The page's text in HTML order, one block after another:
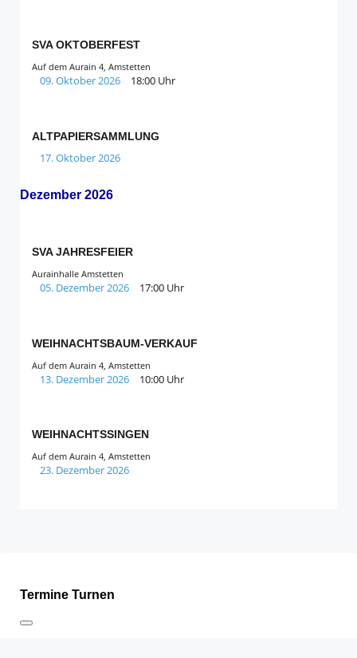
SVA OKTOBERFEST
Auf dem Aurain 4, Amstetten
09. Oktober 2026 18:00 Uhr
ALTPAPIERSAMMLUNG
17. Oktober 2026
Dezember 2026
SVA JAHRESFEIER
Aurainhalle Amstetten
05. Dezember 2026 17:00 Uhr
WEIHNACHTSBAUM-VERKAUF
Auf dem Aurain 4, Amstetten
13. Dezember 2026 10:00 Uhr
WEIHNACHTSSINGEN
Auf dem Aurain 4, Amstetten
23. Dezember 2026
Termine Turnen